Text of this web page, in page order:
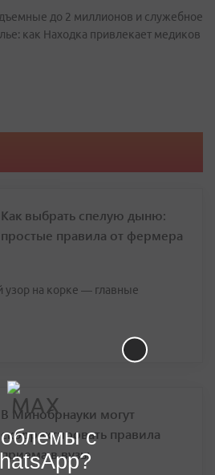
до 2 миллионов и служебное
как Находка привлекает медиков
Как выбрать спелую дыню:
простые правила от фермера
узор на корке — главные
В Минобрнауки могут
скорректировать правила
приема в вузы
с